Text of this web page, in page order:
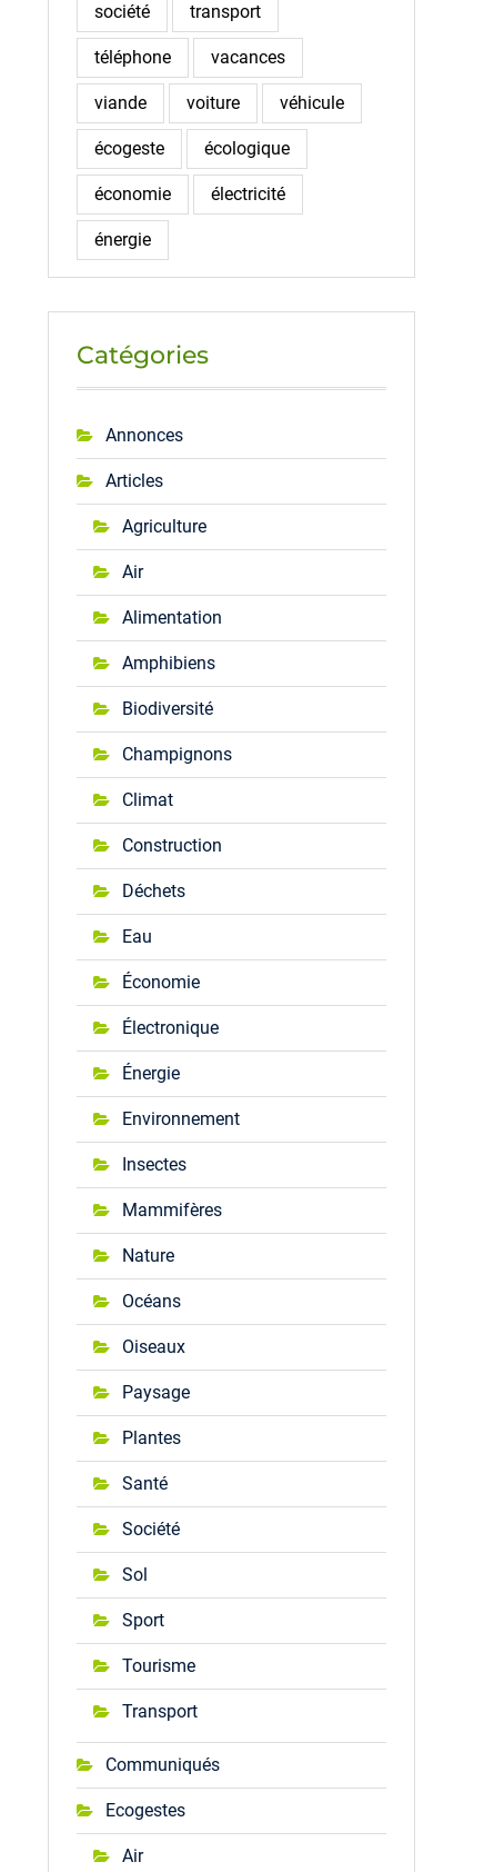
société transport
téléphone vacances
viande voiture véhicule
écogeste écologique
économie électricité
énergie
Catégories
Annonces
Articles
Agriculture
Air
Alimentation
Amphibiens
Biodiversité
Champignons
Climat
Construction
Déchets
Eau
Économie
Électronique
Énergie
Environnement
Insectes
Mammifères
Nature
Océans
Oiseaux
Paysage
Plantes
Santé
Société
Sol
Sport
Tourisme
Transport
Communiqués
Ecogestes
Air